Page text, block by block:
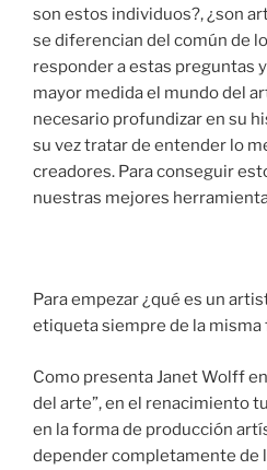
son estos individuos?, ¿son
se diferencian del común de
responder a estas preguntas
mayor medida el mundo del
necesario profundizar en su
su vez tratar de entender lo
creadores. Para conseguir
nuestras mejores
Para empezar ¿qué es un
etiqueta siempre de la misma
Como presenta Janet Wolff
del arte”, en el renacimiento
en la forma de producción
depender completamente de